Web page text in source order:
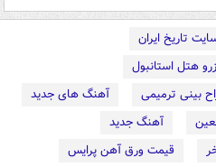
تاریخ ایران
هتل استانبول
بینی ترمیمی
آهنگ های جدید
آهنگ جدید
قیمت ورق آهن پرایس